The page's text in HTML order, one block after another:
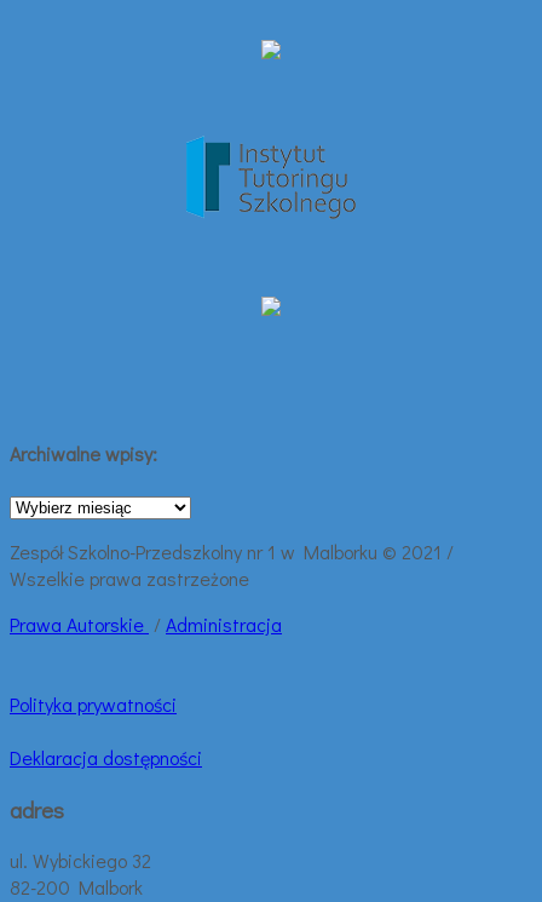
Archiwalne wpisy:
Archiwalne
Zespół Szkolno-Przedszkolny nr 1 w Malborku © 2021 /
Wszelkie prawa zastrzeżone
Prawa Autorskie /Administracja
Polityka prywatności
Deklaracja dostępności
adres
ul. Wybickiego 32
82-200 Malbork